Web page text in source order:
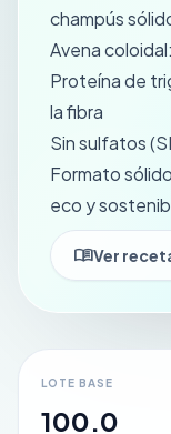
champús
Avena
Proteína de
la fibra
Sin sulfatos
Formato
eco y
menu_bookVer
LOTE BASE
100.0